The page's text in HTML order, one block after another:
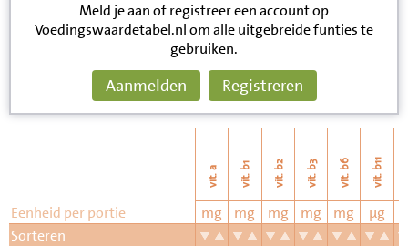
Meld je aan of registreer een account op
Voedingswaardetabel.nl om alle uitgebreide funties te
gebruiken.
Aanmelden Registreren
vit. a vit. b1 vit. b2 vit. b3 vit. b6 vit. b11
Eenheid per portie mg mg mg mg mg µg
Sorteren